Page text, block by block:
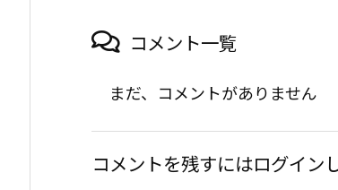
コメント一覧
まだ、コメントがありません
コメントを残すにはログイン